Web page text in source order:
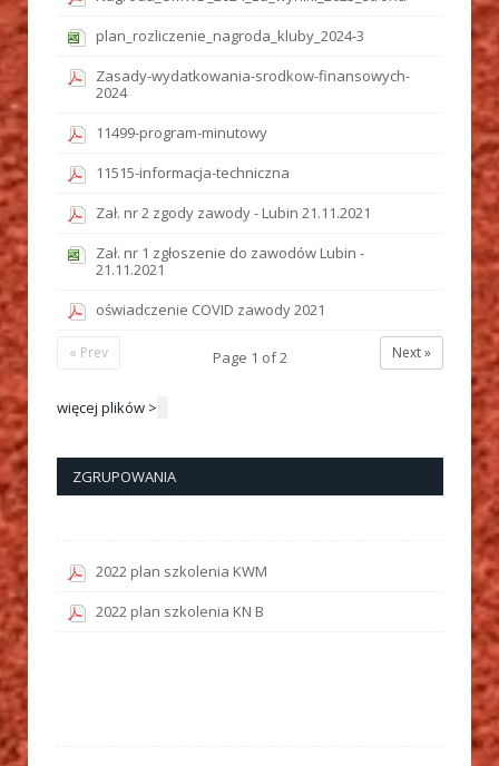
plan_rozliczenie_nagroda_kluby_2024-3
Zasady-wydatkowania-srodkow-finansowych-
2024
11499-program-minutowy
11515-informacja-techniczna
Zał. nr 2 zgody zawody - Lubin 21.11.2021
Zał. nr 1 zgłoszenie do zawodów Lubin -
21.11.2021
oświadczenie COVID zawody 2021
Next »
Page 1 of2
« Prev
więcej plików >
ZGRUPOWANIA
2022 plan szkolenia KWM
2022 plan szkolenia KN B